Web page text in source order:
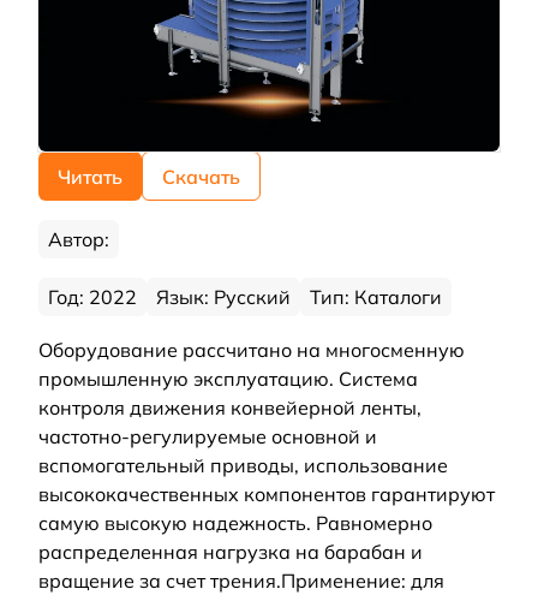
Читать Скачать
Автор:
Год: 2022 Язык: Русский Тип: Каталоги
Оборудование рассчитано на многосменную
промышленную эксплуатацию. Система
контроля движения конвейерной ленты,
частотно-регулируемые основной и
вспомогательный приводы, использование
высококачественных компонентов гарантируют
самую высокую надежность. Равномерно
распределенная нагрузка на барабан и
вращение за счет трения. Применение: для